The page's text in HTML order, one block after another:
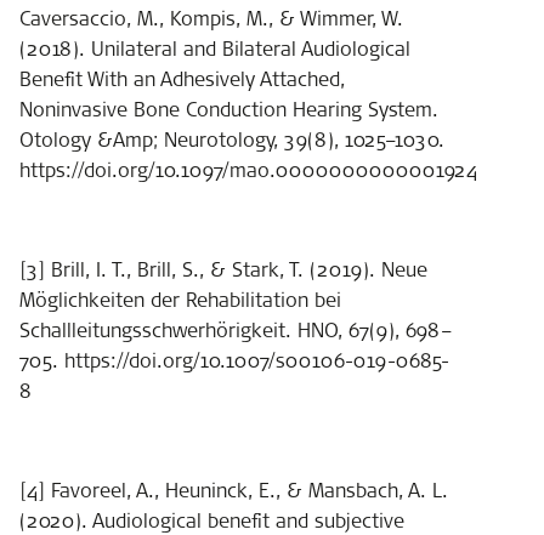
Caversaccio, M., Kompis, M., & Wimmer, W.
(2018). Unilateral and Bilateral Audiological
Benefit With an Adhesively Attached,
Noninvasive Bone Conduction Hearing System.
Otology &Amp; Neurotology, 39(8), 1025–1030.
https://doi.org/10.1097/mao.0000000000001924
[3] Brill, I. T., Brill, S., & Stark, T. (2019). Neue
Möglichkeiten der Rehabilitation bei
Schallleitungsschwerhörigkeit. HNO, 67(9), 698–
705. https://doi.org/10.1007/s00106-019-0685-
8
[4] Favoreel, A., Heuninck, E., & Mansbach, A. L.
(2020). Audiological benefit and subjective